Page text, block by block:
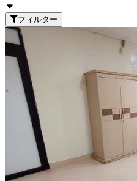
フィルター